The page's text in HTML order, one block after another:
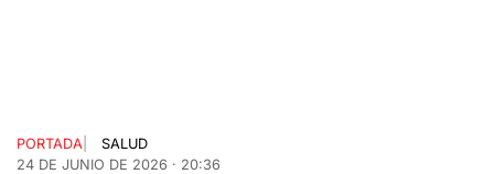
PORTADA
SALUD
24 DE JUNIO DE 2026 · 20:36